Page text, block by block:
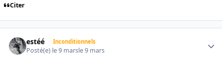
Citer
estéé Inconditionnels
Posté(e) le 9 marsle 9 mars